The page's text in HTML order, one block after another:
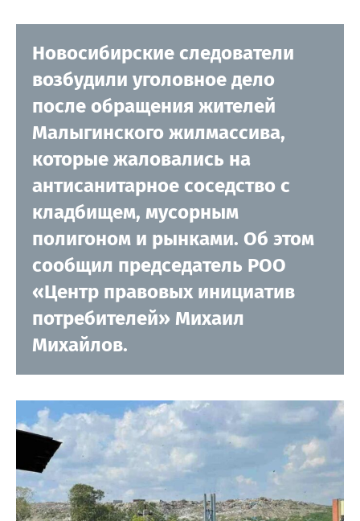
Новосибирские следователи
возбудили уголовное дело
после обращения жителей
Малыгинского жилмассива,
которые жаловались на
антисанитарное соседство с
кладбищем, мусорным
полигоном и рынками. Об этом
сообщил председатель РОО
«Центр правовых инициатив
потребителей» Михаил
Михайлов.